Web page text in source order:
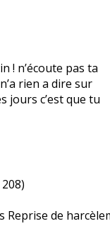
! n’écoute pas ta
rien a dire sur
jours c’est que tu
Reprise de